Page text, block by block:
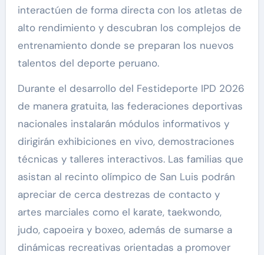
interactúen de forma directa con los atletas de
alto rendimiento y descubran los complejos de
entrenamiento donde se preparan los nuevos
talentos del deporte peruano.
Durante el desarrollo del Festideporte IPD 2026
de manera gratuita, las federaciones deportivas
nacionales instalarán módulos informativos y
dirigirán exhibiciones en vivo, demostraciones
técnicas y talleres interactivos. Las familias que
asistan al recinto olímpico de San Luis podrán
apreciar de cerca destrezas de contacto y
artes marciales como el karate, taekwondo,
judo, capoeira y boxeo, además de sumarse a
dinámicas recreativas orientadas a promover